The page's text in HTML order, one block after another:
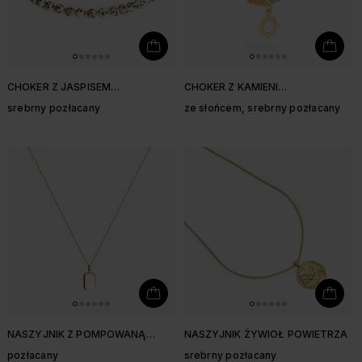
CHOKER Z JASPISEM
srebrny pozłacany
CHOKER Z KAMIENI
ze słońcem, srebrny pozłacany
NASZYJNIK Z POMPOWANĄ
pozłacany
NASZYJNIK ŻYWIOŁ POWIETRZA
srebrny pozłacany